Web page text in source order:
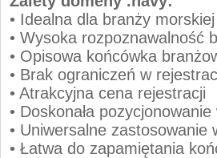
• Idealna dla branży morskiej
• Wysoka rozpoznawalność
• Opisowa końcówka
• Brak ograniczeń w
• Atrakcyjna cena rejestracji
• Doskonała
• Uniwersalne zastosowanie
• Łatwa do zapamiętania